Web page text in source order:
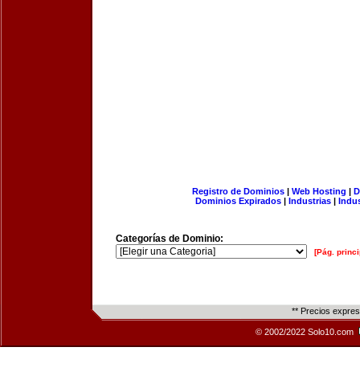
Registro de Dominios| Web Hosting |
Dominios Expirados | Industrias |
Categorías de Dominio:
[Pág.
** Precios
© 2002/2022 Solo10.com